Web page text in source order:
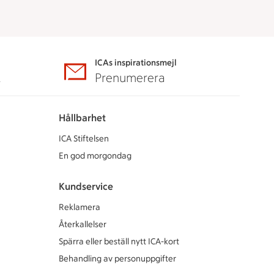
ICAs inspirationsmejl
Prenumerera
Hållbarhet
ICA Stiftelsen
En god morgondag
Kundservice
Reklamera
Återkallelser
Spärra eller beställ nytt ICA-kort
Behandling av personuppgifter